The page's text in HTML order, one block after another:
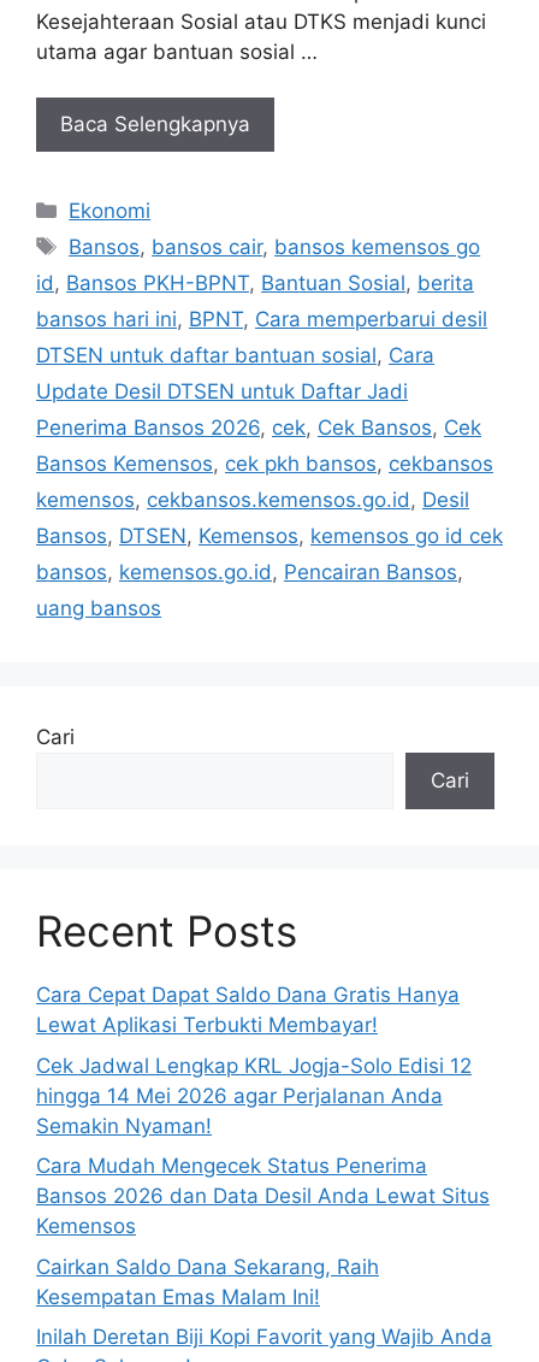
Kesejahteraan Sosial atau DTKS menjadi kunci
utama agar bantuan sosial …
Baca Selengkapnya
Kategori
Ekonomi
Tag
Bansos, bansos cair, bansos kemensos go
id, Bansos PKH-BPNT, Bantuan Sosial, berita
bansos hari ini, BPNT, Cara memperbarui desil
DTSEN untuk daftar bantuan sosial, Cara
Update Desil DTSEN untuk Daftar Jadi
Penerima Bansos 2026, cek, Cek Bansos, Cek
Bansos Kemensos, cek pkh bansos, cekbansos
kemensos, cekbansos.kemensos.go.id, Desil
Bansos, DTSEN, Kemensos, kemensos go id cek
bansos, kemensos.go.id, Pencairan Bansos,
uang bansos
Cari
Cari
Recent Posts
Cara Cepat Dapat Saldo Dana Gratis Hanya
Lewat Aplikasi Terbukti Membayar!
Cek Jadwal Lengkap KRL Jogja-Solo Edisi 12
hingga 14 Mei 2026 agar Perjalanan Anda
Semakin Nyaman!
Cara Mudah Mengecek Status Penerima
Bansos 2026 dan Data Desil Anda Lewat Situs
Kemensos
Cairkan Saldo Dana Sekarang, Raih
Kesempatan Emas Malam Ini!
Inilah Deretan Biji Kopi Favorit yang Wajib Anda